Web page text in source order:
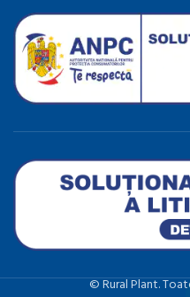
©️ Rural Plant.